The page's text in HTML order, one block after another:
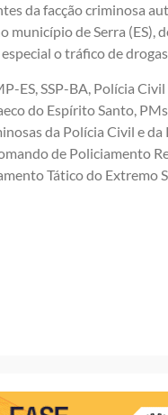
da facção criminosa
de Serra (ES),
o tráfico de
ES, SSP-BA, Polícia Civil
do Espírito Santo,
da Polícia Civil e
de Policiamento
Tático do Extremo